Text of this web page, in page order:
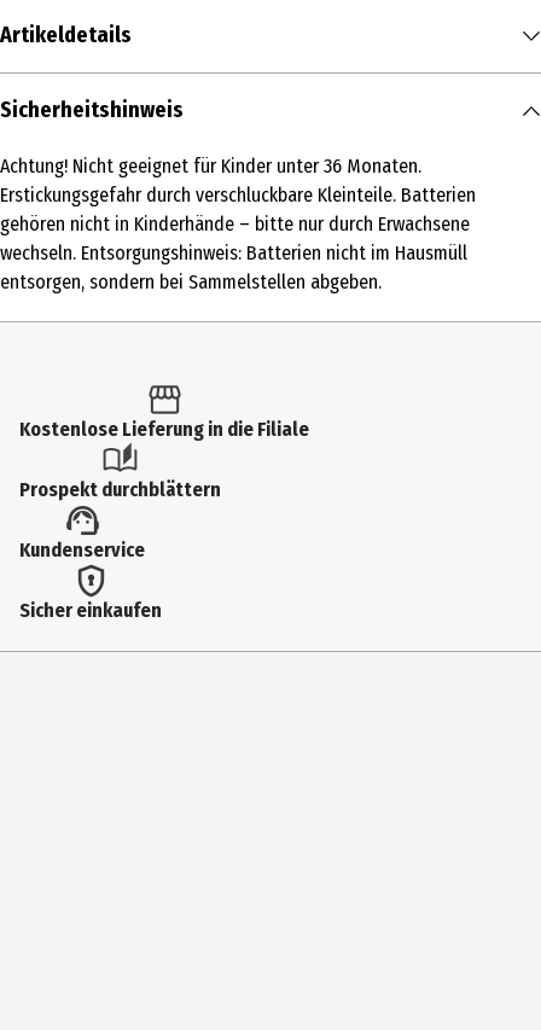
Artikeldetails
Inhalt
Produkttyp
Kindergarten
Altersempfehlung ab
Artikelnummer des Herstellers
Hersteller
VTech Electronics Europe BV
Herstelleradresse
Sicherheitshinweis
Achtung! Nicht geeignet für Kinder unter 36 Monaten.
Erstickungsgefahr durch verschluckbare Kleinteile. Batterien
gehören nicht in Kinderhände – bitte nur durch Erwachsene
wechseln. Entsorgungshinweis: Batterien nicht im Hausmüll
entsorgen, sondern bei Sammelstellen abgeben.
Kostenlose Lieferung in die Filiale
Prospekt durchblättern
Kundenservice
Sicher einkaufen